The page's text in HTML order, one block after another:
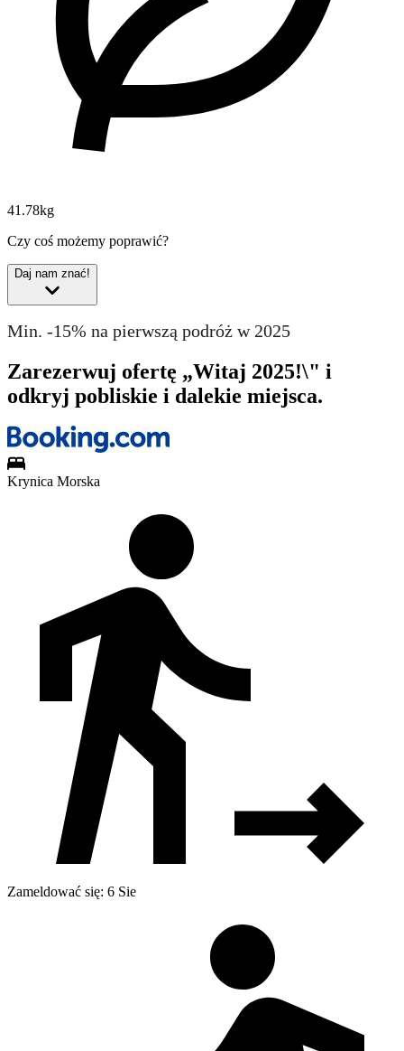
41.78kg
Czy coś możemy poprawić?
Daj nam znać!
Min. -15% na pierwszą podróż w 2025
Zarezerwuj ofertę „Witaj 2025!\" i
odkryj pobliskie i dalekie miejsca.
Krynica Morska
Zameldować się: 6 Sie